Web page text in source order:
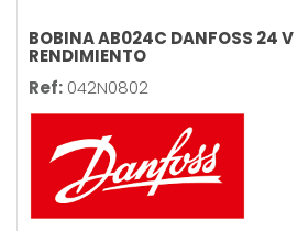
BOBINA AB024C DANFOSS 24
RENDIMIENTO
Ref: 042N0802